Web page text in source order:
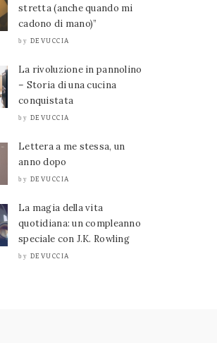
stretta (anche quando mi
cadono di mano)”
by DEVUCCIA
La rivoluzione in pannolino
– Storia di una cucina
conquistata
by DEVUCCIA
Lettera a me stessa, un
anno dopo
by DEVUCCIA
La magia della vita
quotidiana: un compleanno
speciale con J.K. Rowling
by DEVUCCIA